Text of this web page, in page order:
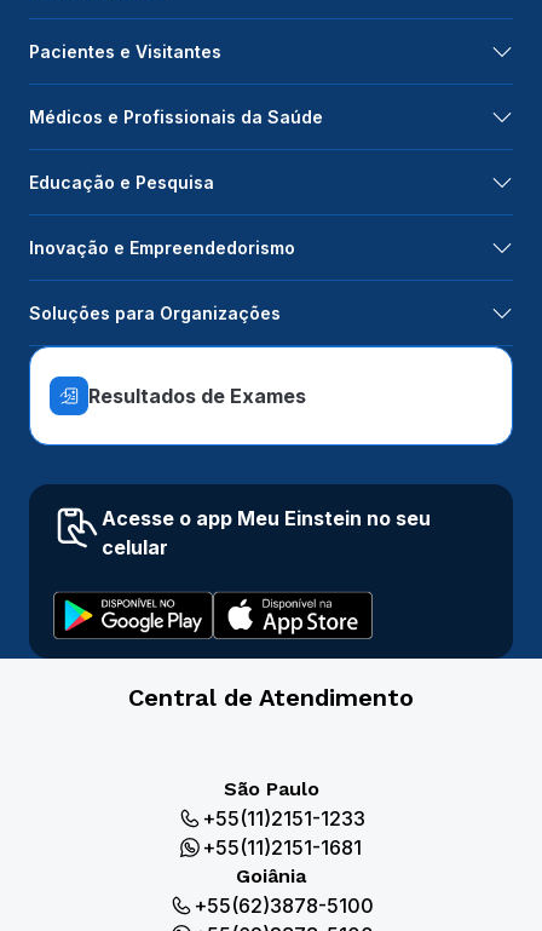
Pacientes e Visitantes
Médicos e Profissionais da Saúde
Educação e Pesquisa
Inovação e Empreendedorismo
Soluções para Organizações
Resultados de Exames
Acesse o app Meu Einstein no seu
celular
Central de Atendimento
São Paulo
+55(11)2151-1233
+55(11)2151-1681
Goiânia
+55(62)3878-5100